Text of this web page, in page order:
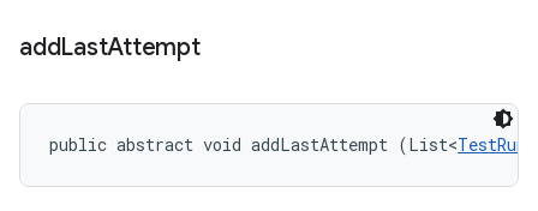
addLastAttempt
public abstract void addLastAttempt (List<